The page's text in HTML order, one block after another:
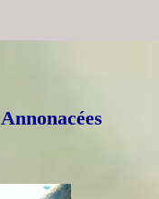
Annonacées